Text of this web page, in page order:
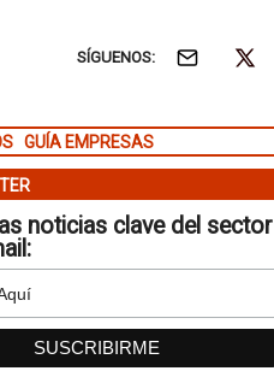
SÍGUENOS:
GUÍA EMPRESAS
noticias clave del sector